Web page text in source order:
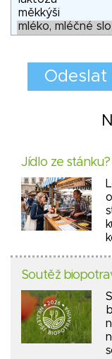
Jídlo ze
Soutěž